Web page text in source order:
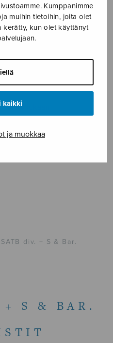
Kumppanimme
muihin tietoihin, joita olet
kun olet käyttänyt
kaikki
ja muokkaa
mukaan
SATB div. + S & Bar.
S & BAR.